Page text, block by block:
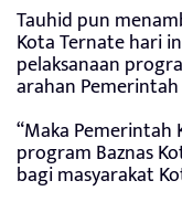
Tauhid pun
Kota Ternate hari
pelaksanaan
arahan Pemerintah
“Maka
program Baznas
bagi masyarakat